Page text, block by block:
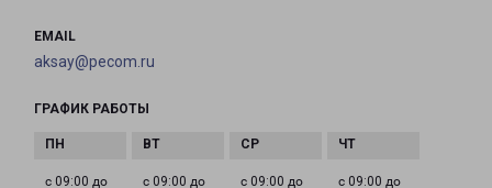
EMAIL
aksay@pecom.ru
ГРАФИК РАБОТЫ
с 09:00 до
с 09:00 до
с 09:00 до
с 09:00 до